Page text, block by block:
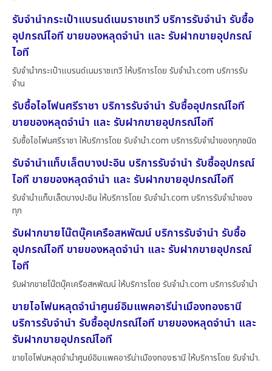
รับจำนำกระเป๋าแบรนด์เนมราชเทวี บริการรับจำนำ รับซื้อ
อุปกรณ์ไอที ขายของหลุดจำนำ และ รับฝากขายอุปกรณ์
ไอที
รับจำนำกระเป๋าแบรนด์เนมราชเทวี ให้บริการโดย รับจํานํา.com บริการรับ
จำน
รับซื้อไอโฟนศรีราชา บริการรับจำนำ รับซื้ออุปกรณ์ไอที
ขายของหลุดจำนำ และ รับฝากขายอุปกรณ์ไอที
รับซื้อไอโฟนศรีราชา ให้บริการโดย รับจํานํา.com บริการรับจำนำของทุกชนิด
รับจำนำแท็บเล็ตบางปะอิน บริการรับจำนำ รับซื้ออุปกรณ์
ไอที ขายของหลุดจำนำ และ รับฝากขายอุปกรณ์ไอที
รับจำนำแท็บเล็ตบางปะอิน ให้บริการโดย รับจํานํา.com บริการรับจำนำของ
ทุก
รับฝากขายโน๊ตบุ๊คเครือสหพัฒน์ บริการรับจำนำ รับซื้อ
อุปกรณ์ไอที ขายของหลุดจำนำ และ รับฝากขายอุปกรณ์
ไอที
รับฝากขายโน๊ตบุ๊คเครือสหพัฒน์ ให้บริการโดย รับจํานํา.com บริการรับจำนำ
ขายไอโฟนหลุดจำนำศูนย์อิมแพคอารีน่าเมืองทองธานี
บริการรับจำนำ รับซื้ออุปกรณ์ไอที ขายของหลุดจำนำ และ
รับฝากขายอุปกรณ์ไอที
ขายไอโฟนหลุดจำนำศูนย์อิมแพคอารีน่าเมืองทองธานี ให้บริการโดย รับจํานํา.